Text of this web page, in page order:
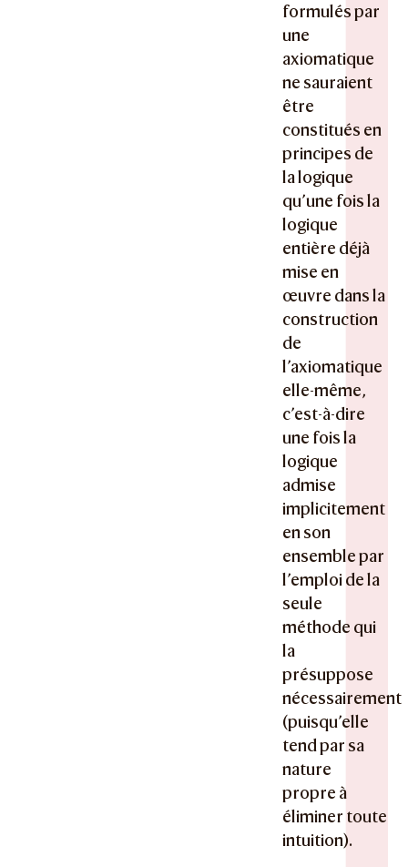
formulés par
une
axiomatique
ne sauraient
être
constitués en
principes de
la logique
qu’une fois la
logique
entière déjà
mise en
œuvre dans la
construction
de
l’axiomatique
elle-même,
c’est-à-dire
une fois la
logique
admise
implicitement
en son
ensemble par
l’emploi de la
seule
méthode qui
la
présuppose
nécessairement
(puisqu’elle
tend par sa
nature
propre à
éliminer toute
intuition).